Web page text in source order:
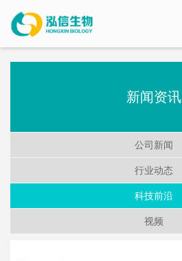
新闻资讯
公司新闻
行业动态
科技前沿
视频